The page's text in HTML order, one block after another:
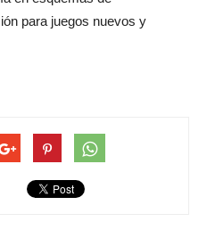
para juegos nuevos y